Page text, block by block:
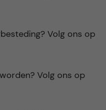
Volg ons op
Volg ons op